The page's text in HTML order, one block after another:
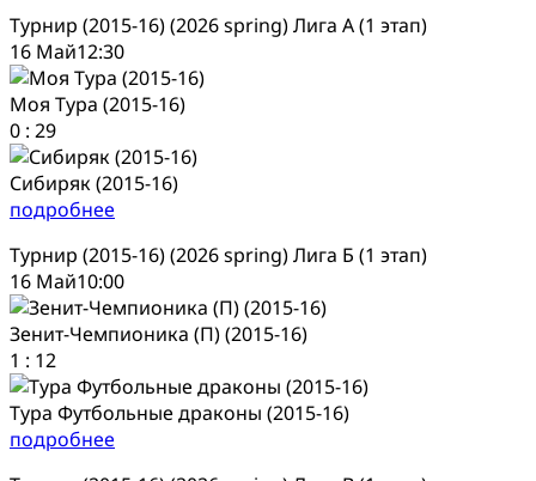
Турнир (2015-16) (2026 spring) Лига А (1 этап)
16 Май12:30
Моя Тура (2015-16)
0 : 29
Сибиряк (2015-16)
подробнее
Турнир (2015-16) (2026 spring) Лига Б (1 этап)
16 Май10:00
Зенит-Чемпионика (П) (2015-16)
1 : 12
Тура Футбольные драконы (2015-16)
подробнее